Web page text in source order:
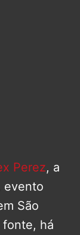
Perez, a
evento
São
fonte, há